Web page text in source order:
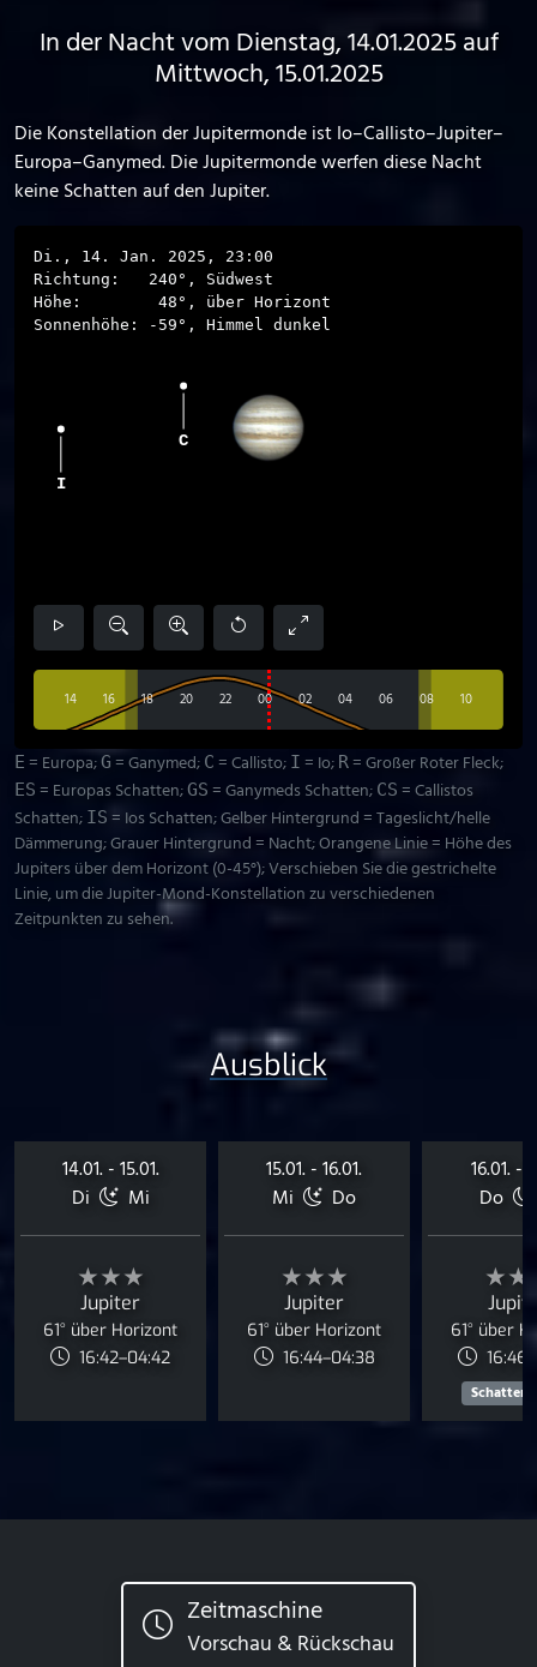
In der Nacht vom Dienstag, 14.01.2025 auf
Mittwoch, 15.01.2025
Die Konstellation der Jupitermonde ist Io–Callisto–Jupiter–
Europa–Ganymed. Die Jupitermonde werfen diese Nacht
keine Schatten auf den Jupiter.
Di., 14. Jan. 2025, 23:00
Richtung:
240 °, Südwest
Höhe:
48 °, über Horizont
Sonnenhöhe:
-59 °, Himmel dunkel
14 16 18 20 22 00 02 04 06 08 10
E = Europa;G = Ganymed; C = Callisto; I = Io; R = Großer Roter Fleck;
ES = Europas Schatten;GS = Ganymeds Schatten; CS = Callistos
Schatten; IS = Ios Schatten; Gelber Hintergrund = Tageslicht/helle
Dämmerung; Grauer Hintergrund = Nacht; Orangene Linie = Höhe des
Jupiters über dem Horizont (0-45°); Verschieben Sie die gestrichelte
Linie, um die Jupiter-Mond-Konstellation zu verschiedenen
Zeitpunkten zu sehen.
Ausblick
14.01. - 15.01.
Di
Mi
★★★
Jupiter
61° über Horizont
16:42–04:42
15.01. - 16.01.
Mi
Do
★★★
Jupiter
61° über Horizont
16:44–04:38
16.01. -
Do
61° über
Zeitmaschine
Vorschau & Rückschau